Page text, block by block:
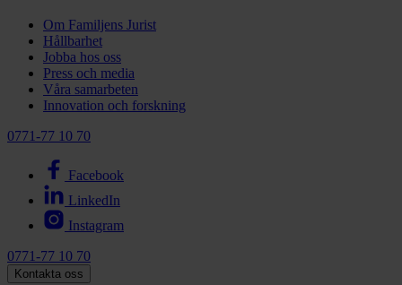
Om Familjens Jurist
Hållbarhet
Jobba hos oss
Press och media
Våra samarbeten
Innovation och forskning
0771-77 10 70
Facebook
LinkedIn
Instagram
0771-77 10 70
Kontakta oss